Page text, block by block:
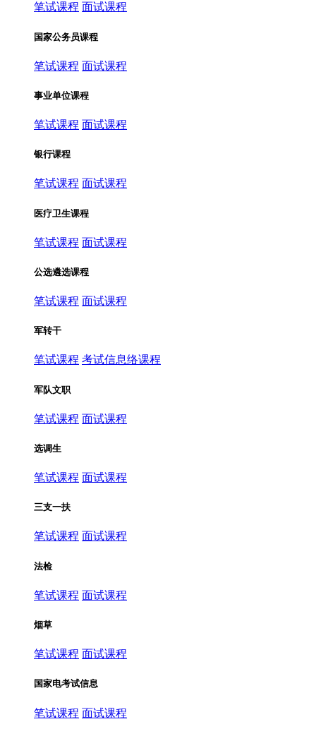
笔试课程 面试课程
国家公务员课程
笔试课程 面试课程
事业单位课程
笔试课程 面试课程
银行课程
笔试课程 面试课程
医疗卫生课程
笔试课程 面试课程
公选遴选课程
笔试课程 面试课程
军转干
笔试课程 考试信息络课程
军队文职
笔试课程 面试课程
选调生
笔试课程 面试课程
三支一扶
笔试课程 面试课程
法检
笔试课程 面试课程
烟草
笔试课程 面试课程
国家电考试信息
笔试课程 面试课程